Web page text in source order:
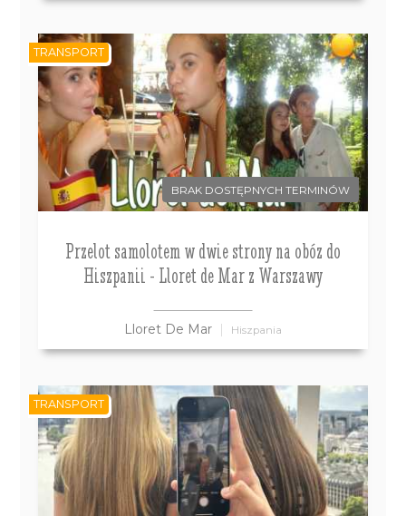
BRAK DOSTĘPNYCH TERMINÓW
Przelot samolotem w dwie strony na obóz do
Hiszpanii - Lloret de Mar z Warszawy
Lloret De Mar Hiszpania
TRANSPORT
TRANSPORT